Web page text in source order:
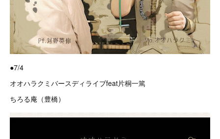
●7/4
オオハラクミバースディライブfeat片桐一篤
ちろる庵（豊橋）